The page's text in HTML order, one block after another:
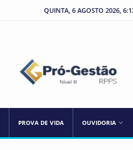
QUINTA, 6 AGOSTO 2026,
PROVA DE VIDA OUVIDORIA